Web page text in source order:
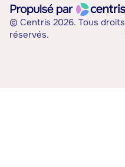
© Centris 2026. Tous droits
réservés.